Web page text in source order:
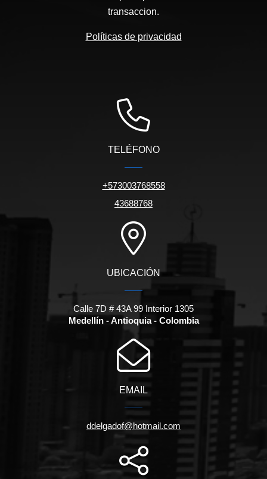
transaccion.
Políticas de privacidad
TELÉFONO
+573003768558
43688768
UBICACIÓN
Calle 7D # 43A 99 Interior 1305
Medellín - Antioquia - Colombia
EMAIL
ddelgadof@hotmail.com